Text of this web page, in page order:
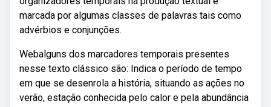
marcada por algumas classes de palavras tais como
advérbios e conjunções.
Webalguns dos marcadores temporais presentes
nesse texto clássico são: Indica o período de tempo
em que se desenrola a história, situando as ações no
verão, estação conhecida pelo calor e pela abundância